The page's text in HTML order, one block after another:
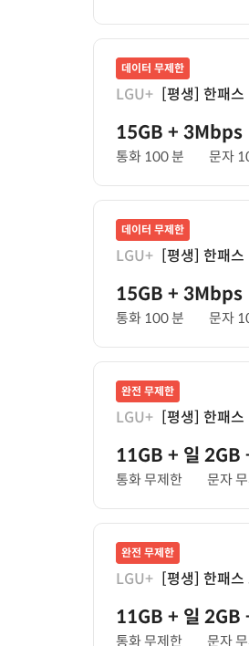
데이터 무제한
LGU+ [평생] 한패
15GB + 3Mbps
통화 100 분 문자
데이터 무제한
LGU+ [평생] 한패
15GB + 3Mbps
통화 100 분 문자
완전 무제한
LGU+ [평생] 한패
11GB + 일 2GB
통화 무제한 문자
완전 무제한
LGU+ [평생] 한패
11GB + 일 2GB
통화 무제한 문자